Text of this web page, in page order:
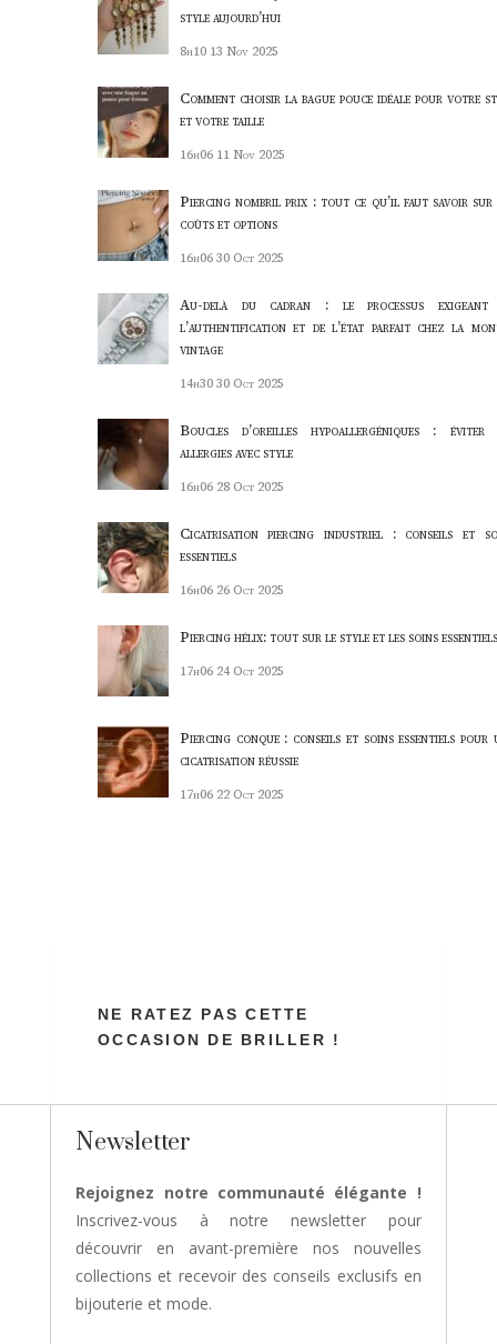
style aujourd’hui
8h10 13 Nov 2025
Comment choisir la bague pouce idéale pour votre
et votre taille
16h06 11 Nov 2025
Piercing nombril prix : tout ce qu’il faut savoir sur
coûts et options
16h06 30 Oct 2025
Au-delà du cadran : le processus exigeant
l’authentification et de l’état parfait chez la
vintage
14h30 30 Oct 2025
Boucles d’oreilles hypoallergéniques : éviter
allergies avec style
16h06 28 Oct 2025
Cicatrisation piercing industriel : conseils et
essentiels
16h06 26 Oct 2025
Piercing hélix: tout sur le style et les soins essentiels
17h06 24 Oct 2025
Piercing conque : conseils et soins essentiels pour
cicatrisation réussie
17h06 22 Oct 2025
NE RATEZ PAS CETTE
OCCASION DE BRILLER !
Newsletter
Rejoignez notre communauté élégante !
Inscrivez-vous à notre newsletter pour
découvrir en avant-première nos nouvelles
collections et recevoir des conseils exclusifs en
bijouterie et mode.